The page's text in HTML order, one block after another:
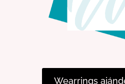
Wearrings